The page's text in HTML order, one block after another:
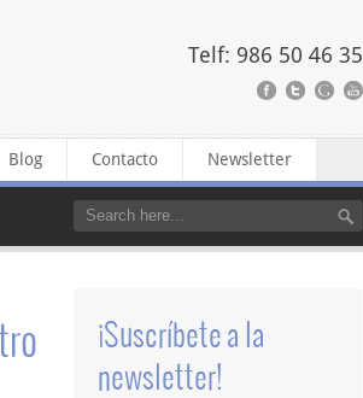
Telf: 986 50 46 35
Blog Contacto Newsletter
¡Suscríbete a la
newsletter!